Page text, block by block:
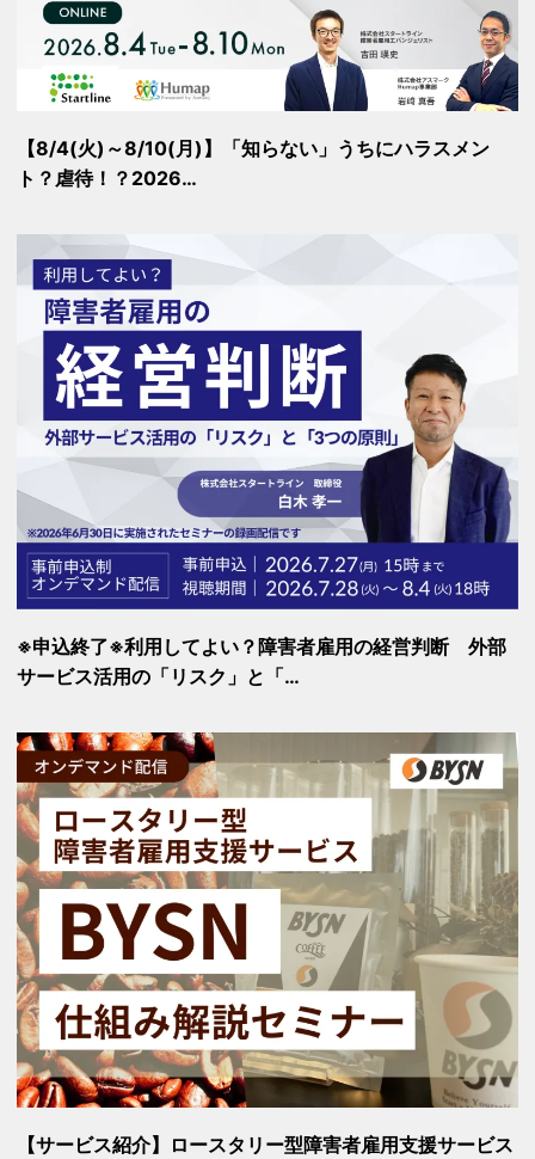
【8/4(火)～8/10(月)】「知らない」うちにハラスメン
ト？虐待！？2026…
※申込終了※利用してよい？障害者雇用の経営判断 外部
サービス活用の「リスク」と「…
【サービス紹介】ロースタリー型障害者雇用支援サービス